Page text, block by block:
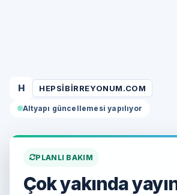
H HEPSIBIRREYONUM.COM
Altyapı güncellemesi yapılıyor
PLANLI BAKIM
Çok yakında